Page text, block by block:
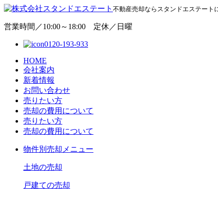
不動産売却ならスタンドエステート
営業時間／10:00～18:00 定休／日曜
0120-193-933
HOME
会社案内
新着情報
お問い合わせ
売りたい方
売却の費用について
売りたい方
売却の費用について
物件別売却メニュー
土地の売却
戸建ての売却